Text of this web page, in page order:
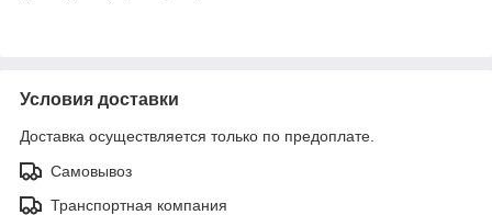
Условия доставки
Доставка осуществляется только по предоплате.
Самовывоз
Транспортная компания